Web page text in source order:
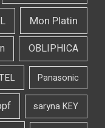
Mon Platin
OBLIPHICA
Panasonic
saryna KEY